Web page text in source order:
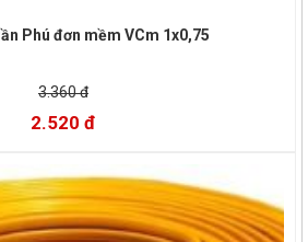
Phú đơn mềm VCm 1x0,75
3.360 đ
2.520 đ